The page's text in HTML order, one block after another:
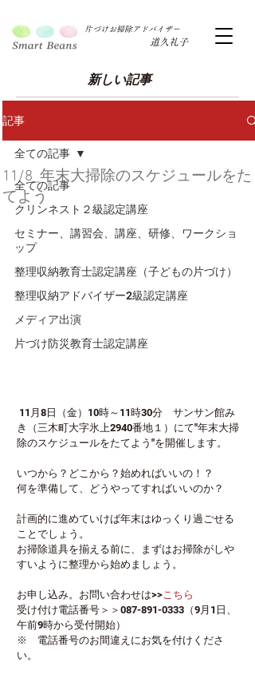
片づけお掃除アドバイザー
道久礼子
新しい記事
記事
全ての記事
クリンネスト２級認定講座
セミナー、講習会、講座、研修、ワークショ
ップ
整理収納教育士認定講座（子どもの片づけ）
整理収納アドバイザー2級認定講座
メディア出演
片づけ防災教育士認定講座
全ての記事
11/8_年末大掃除のスケジュールをた
てよう
き（三木町大字氷上2940番地１）にて"年末大掃
除のスケジュールをたてよう"を開催します。
いつから？どこから？始めればいいの！？
何を準備して、どうやってすればいいのか？
計画的に進めていけば年末はゆっくり過ごせる
ことでしょう。
お掃除道具を揃える前に、まずはお掃除がしや
すいように整理から始めましょう。
お申し込み。お問い合わせは>>こちら
受け付け電話番号＞＞087-891-0333（9月1日、
午前9時から受付開始）
※　電話番号のお間違えにお気を付けくださ
い。